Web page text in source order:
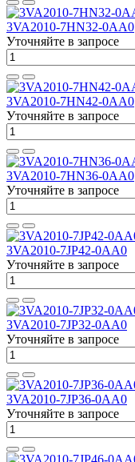
3VA2010-7HN32-0AA0
Уточняйте в запросе
3VA2010-7HN42-0AA0
Уточняйте в запросе
3VA2010-7HN36-0AA0
Уточняйте в запросе
3VA2010-7JP42-0AA0
Уточняйте в запросе
3VA2010-7JP32-0AA0
Уточняйте в запросе
3VA2010-7JP36-0AA0
Уточняйте в запросе